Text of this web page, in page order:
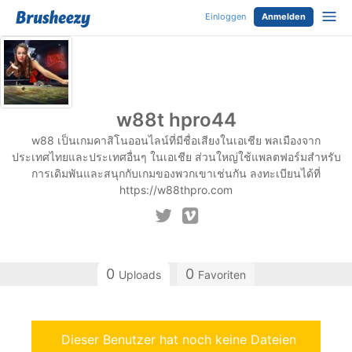
Einloggen Anmelden
w88t hpro44
w88 เป็นเกมคาสิโนออนไลน์ที่มีชื่อเสียงในเอเชีย พลเมืองจาก
ประเทศไทยและประเทศอื่นๆ ในเอเชีย ส่วนใหญ่ใช้แพลตฟอร์มสำหรับ
การเดิมพันและสนุกกับเกมของพวกเขาเช่นกัน ลงทะเบียนได้ที่
https://w88thpro.com
0 Uploads 0 Favoriten
Dieser Benutzer hat noch keine Dateien